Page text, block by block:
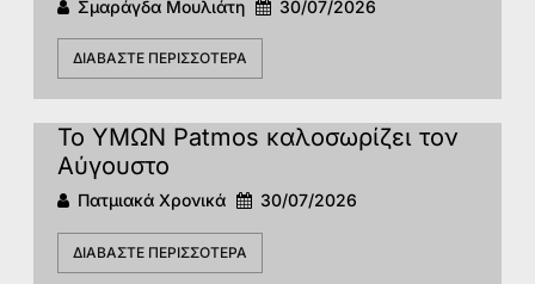
Σμαράγδα Μουλιάτη 30/07/2026
ΔΙΑΒΆΣΤΕ ΠΕΡΙΣΣΌΤΕΡΑ
Το ΥΜΩΝ Patmos καλοσωρίζει τον
Αύγουστο
Πατμιακά Χρονικά 30/07/2026
ΔΙΑΒΆΣΤΕ ΠΕΡΙΣΣΌΤΕΡΑ